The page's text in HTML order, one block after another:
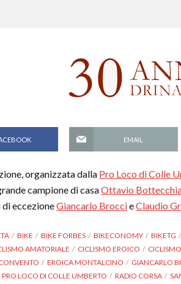
EMAIL
organizzata dalla Pro Loco di Colle
campione di casaOttavio
eccezioneGiancarlo BroccieClaudio
BIKE BIKE FORBES BIKECONOMY BIKETG
AMATORIALE CICLISMO EROICO
EROICA MONTALCINO GIANCARLO
PRO LOCO DI COLLE UMBERTO RADIO CORSA